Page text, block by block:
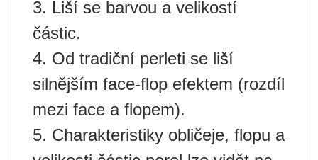
3. Liší se barvou a velikostí
částic.
4. Od tradiční perleti se liší
silnějším face-flop efektem (rozdíl
mezi face a flopem).
5. Charakteristiky obličeje, flopu a